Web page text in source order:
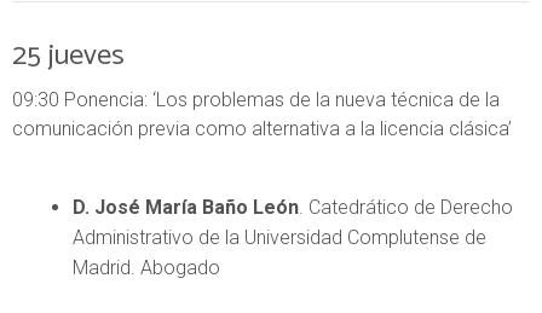
25jueves
09:30 Ponencia: ‘Los problemas de la nueva técnica de la
comunicación previa como alternativa a la licencia clásica’
D. José María Baño León. Catedrático de Derecho
Administrativo de la Universidad Complutense de
Madrid. Abogado